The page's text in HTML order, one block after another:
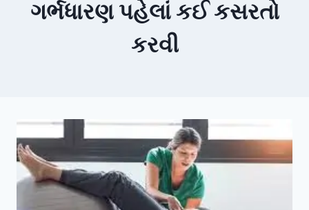
ગર્ભધારણ પહેલાં કઈ કસરતો
કરવી